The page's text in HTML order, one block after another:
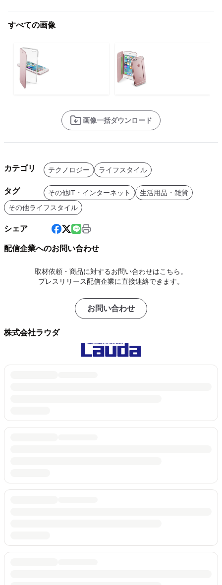
すべての画像
画像一括ダウンロード
カテゴリ テクノロジー ライフスタイル
タグ その他IT・インターネット
生活用品・雑貨
その他ライフスタイル
シェア
配信企業へのお問い合わせ
取材依頼・商品に対するお問い合わせはこちら。
プレスリリース配信企業に直接連絡できます。
お問い合わせ
株式会社ラウダ